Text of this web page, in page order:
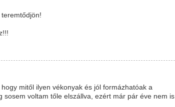
mitől ilyen vékonyak és jól formázhatóak a
voltam tőle elszállva, ezért már pár éve nem is